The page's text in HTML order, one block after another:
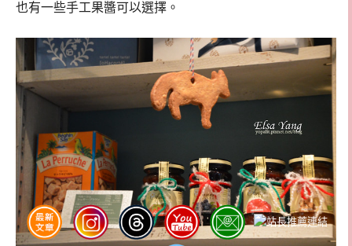
也有一些手工果醬可以選擇。